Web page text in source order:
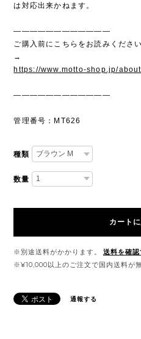
は対応出来かねます。
————————————
ご購入前にこちらをお読みください
→
https://www.motto-shop.jp/about
————————————
管理番号：MT626
種類
数量
カート
※別途送料がかかります。
送料を確認
※¥10,000以上のご注文で国内送料が無
通報する